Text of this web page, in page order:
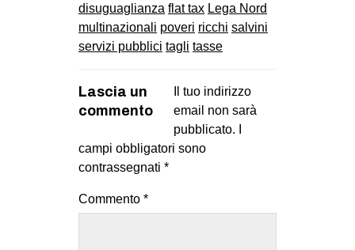
disuguaglianza flat tax Lega Nord
multinazionali poveri ricchi salvini
servizi pubblici tagli tasse
Lascia un
commento
Il tuo indirizzo
email non sarà
pubblicato.
campi obbligatori sono
contrassegnati *
Commento *